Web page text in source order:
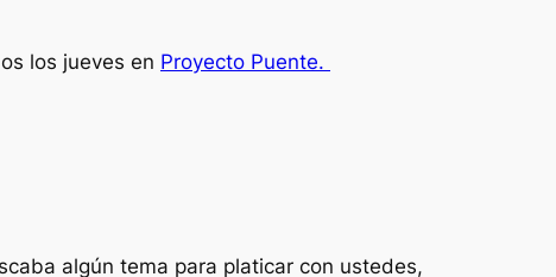
los jueves en Proyecto Puente.
algún tema para platicar con ustedes,